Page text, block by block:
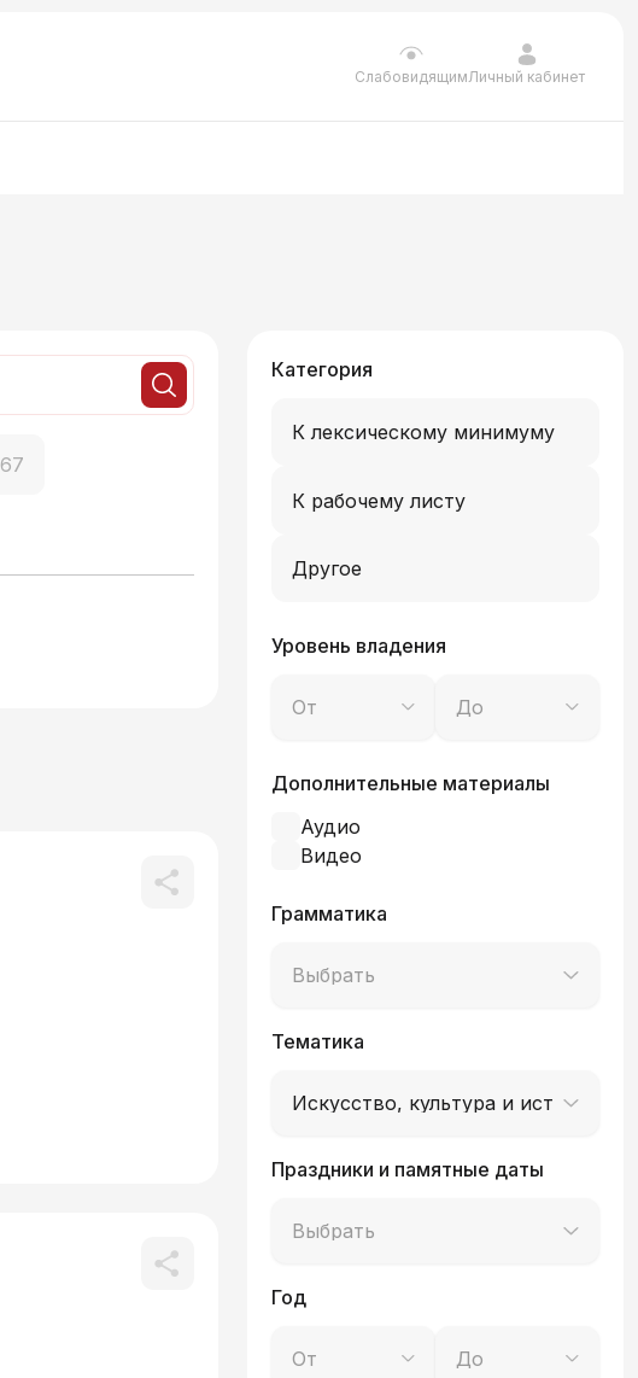
СлабовидящимЛичный кабинет
67
Категория
К лексическому минимуму
К рабочему листу
Другое
Уровень владения
От До
Дополнительные материалы
Аудио
Видео
Грамматика
Выбрать
Тематика
Искусство, культура и история
Праздники и памятные даты
Выбрать
Год
От До